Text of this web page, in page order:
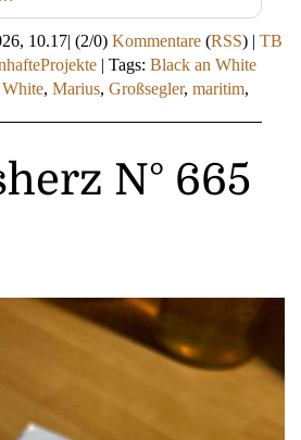
10.17 (2/0) Kommentare (RSS) | TB
Tags: Black an White
, Marius, Großsegler, maritim,
N° 665